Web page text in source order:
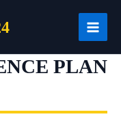
PLAN